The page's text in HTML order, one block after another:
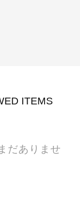
ITEMS
だありませ